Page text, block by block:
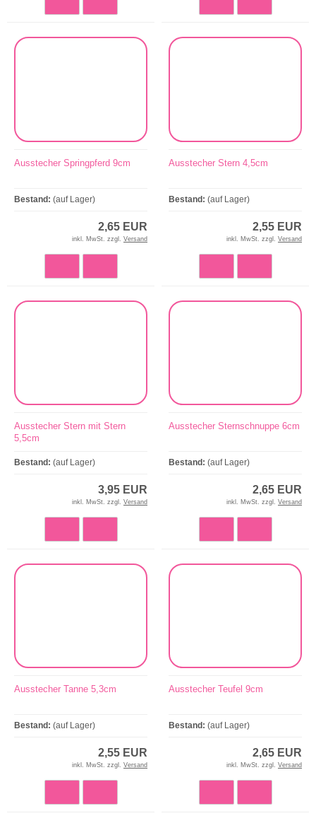
Ausstecher Springpferd 9cm
Bestand: (auf Lager)
2,65 EUR
inkl. MwSt. zzgl. Versand
Ausstecher Stern 4,5cm
Bestand: (auf Lager)
2,55 EUR
inkl. MwSt. zzgl. Versand
Ausstecher Stern mit Stern
5,5cm
Bestand: (auf Lager)
3,95 EUR
inkl. MwSt. zzgl. Versand
Ausstecher Sternschnuppe 6cm
Bestand: (auf Lager)
2,65 EUR
inkl. MwSt. zzgl. Versand
Ausstecher Tanne 5,3cm
Bestand: (auf Lager)
2,55 EUR
inkl. MwSt. zzgl. Versand
Ausstecher Teufel 9cm
Bestand: (auf Lager)
2,65 EUR
inkl. MwSt. zzgl. Versand